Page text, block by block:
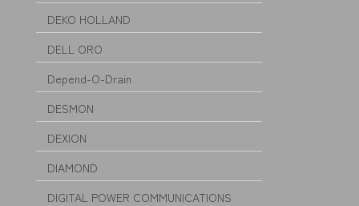
DEKO HOLLAND
DELL ORO
Depend-O-Drain
DESMON
DEXION
DIAMOND
DIGITAL POWER COMMUNICATIONS